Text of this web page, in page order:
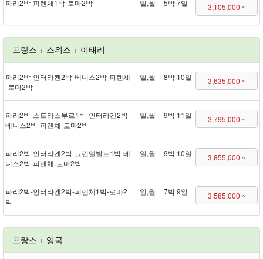
파리 2박 - 피렌체 1박 - 로마 2박 일,월 5박 7일 3,105,000 ~
프랑스 + 스위스 + 이태리
파리 2박 - 인터라켄 2박 - 베니스 2박 - 피렌체
- 로마 2박
일,월 8박 10일 3,635,000 ~
파리 2박 - 스트라스부르 1박 - 인터라켄 2박 -
베니스 2박 - 피렌체 - 로마 2박
일,월 9박 11일 3,795,000 ~
파리 2박 - 인터라켄 2박 - 그린델발트 1박 - 베
니스 2박 - 피렌체 - 로마 2박
일,월 9박 10일 3,855,000 ~
파리 2박 - 인터라켄 2박 - 피렌체 1박 - 로마 2
박
일,월 7박 9일 3,585,000 ~
프랑스 + 영국